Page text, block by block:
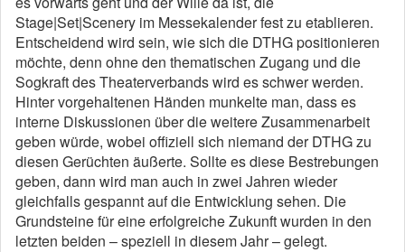
Stage|Set|Scenery im Messekalender fest zu etablieren.
Entscheidend wird sein, wie sich die DTHG positionieren
möchte, denn ohne den thematischen Zugang und die
Sogkraft des Theaterverbands wird es schwer werden.
Hinter vorgehaltenen Händen munkelte man, dass es
interne Diskussionen über die weitere Zusammenarbeit
geben würde, wobei offiziell sich niemand der DTHG zu
diesen Gerüchten äußerte. Sollte es diese Bestrebungen
geben, dann wird man auch in zwei Jahren wieder
gleichfalls gespannt auf die Entwicklung sehen. Die
Grundsteine für eine erfolgreiche Zukunft wurden in den
letzten beiden – speziell in diesem Jahr – gelegt.